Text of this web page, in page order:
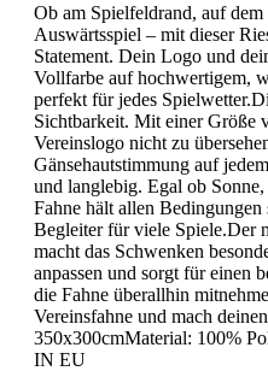
Ob am Spielfeldrand, auf dem
Auswärtsspiel – mit dieser
Statement. Dein Logo und
Vollfarbe auf hochwertigem,
perfekt für jedes
Sichtbarkeit. Mit einer Größe
Vereinslogo nicht zu
Gänsehautstimmung auf
und langlebig. Egal ob
Fahne hält allen
Begleiter für viele Spiele.Der
macht das Schwenken
anpassen und sorgt für einen
die Fahne überallhin
Vereinsfahne und mach
350x300cmMaterial: 100%
IN EU